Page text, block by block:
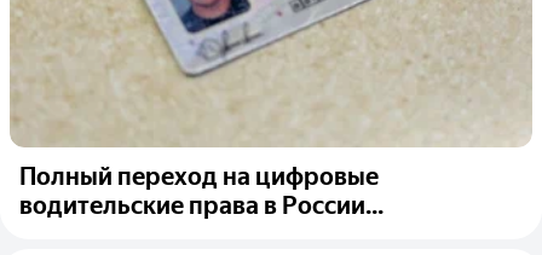
Полный переход на цифровые
водительские права в России...